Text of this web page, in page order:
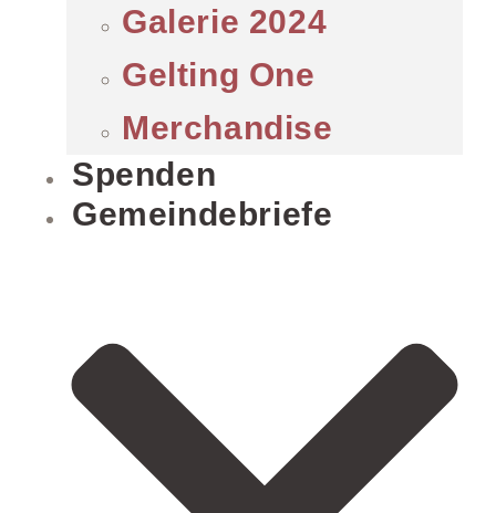
Galerie 2024
Gelting One
Merchandise
Spenden
Gemeindebriefe